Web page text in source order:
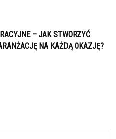
– JAK STWORZYĆ
NA KAŻDĄ OKAZJĘ?